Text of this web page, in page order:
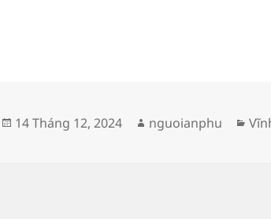
Đăng
14 Tháng 12, 2024
Tác
nguoianphu